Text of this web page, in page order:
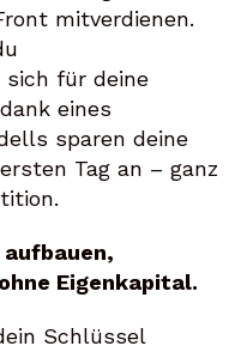
mitverdienen.
sich für deine
eines
sparen deine
Tag an – ganz
Eigenkapital.
Schlüssel